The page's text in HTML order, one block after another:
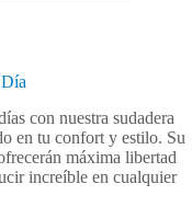
con nuestra sudadera
en tu confort y estilo. Su
máxima libertad
increíble en cualquier